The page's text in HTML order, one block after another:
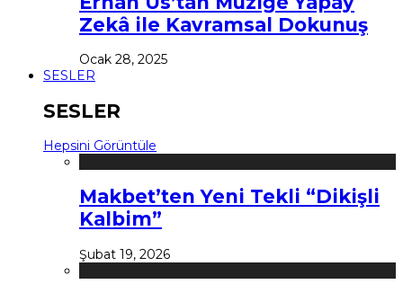
Zekâ ile Kavramsal Dokunuş
Ocak 28, 2025
SESLER
SESLER
Hepsini Görüntüle
Makbet’ten Yeni Tekli “Dikişli
Kalbim”
Şubat 19, 2026